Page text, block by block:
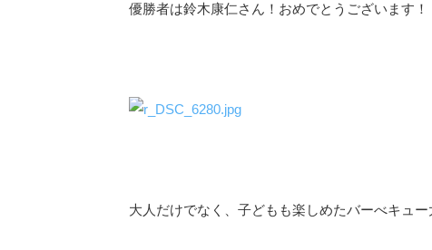
優勝者は鈴木康仁さん！おめでとうございます！
大人だけでなく、子どもも楽しめたバーべキュー